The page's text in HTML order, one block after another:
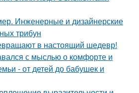
Инженерные и дизайнерские
трибун
в настоящий шедевр!
с мыслью о комфорте и
- от детей до бабушек и